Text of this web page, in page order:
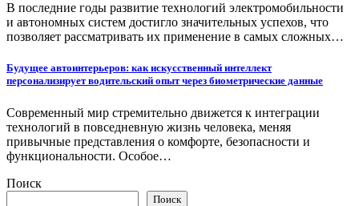
В последние годы развитие технологий электромобильности
и автономных систем достигло значительных успехов, что
позволяет рассматривать их применение в самых сложных…
Будущее автоинтерьеров: как искусственный интеллект
персонализирует водительский опыт через биометрические данные
Современный мир стремительно движется к интеграции
технологий в повседневную жизнь человека, меняя
привычные представления о комфорте, безопасности и
функциональности. Особое…
Поиск
Поиск